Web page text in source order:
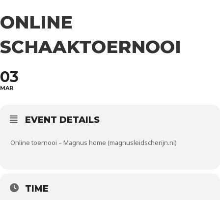
ONLINE
SCHAAKTOERNOOI
03
MAR
EVENT DETAILS
Online toernooi – Magnus home (magnusleidscherijn.nl)
TIME